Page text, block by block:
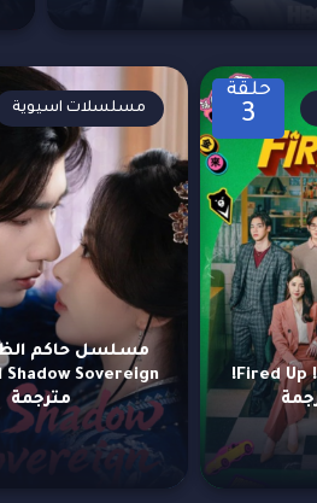
حلقة
3
مسلسل الحماس! Fired Up!
مترجمة
مسلسلات اسيوية